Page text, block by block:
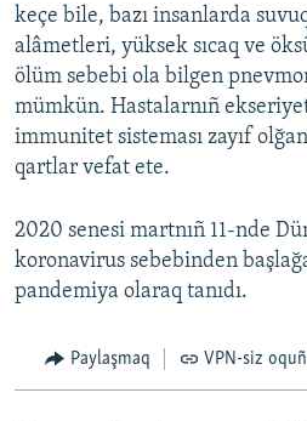
keçe bile, bazı insanlarda
alâmetleri, yüksek sıcaq ve
ölüm sebebi ola bilgen
mümkün. Hastalarnıñ
immunitet sisteması zayıf
qartlar vefat ete.
2020 senesi martnıñ 11-nde
koronavirus sebebinden
pandemiya olaraq tanıdı.
Paylaşmaq VPN-siz